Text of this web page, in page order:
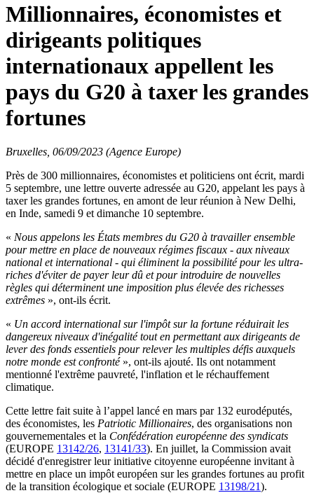
Millionnaires, économistes et
dirigeants politiques
internationaux appellent les
pays du G20 à taxer les grandes
fortunes
Bruxelles, 06/09/2023 (Agence Europe)
Près de 300 millionnaires, économistes et politiciens ont écrit, mardi
5 septembre, une lettre ouverte adressée au G20, appelant les pays à
taxer les grandes fortunes, en amont de leur réunion à New Delhi,
en Inde, samedi 9 et dimanche 10 septembre.
« Nous appelons les États membres du G20 à travailler ensemble
pour mettre en place de nouveaux régimes fiscaux - aux niveaux
national et international - qui éliminent la possibilité pour les ultra-
riches d'éviter de payer leur dû et pour introduire de nouvelles
règles qui déterminent une imposition plus élevée des richesses
extrêmes », ont-ils écrit.
« Un accord international sur l'impôt sur la fortune réduirait les
dangereux niveaux d'inégalité tout en permettant aux dirigeants de
lever des fonds essentiels pour relever les multiples défis auxquels
notre monde est confronté », ont-ils ajouté. Ils ont notamment
mentionné l'extrême pauvreté, l'inflation et le réchauffement
climatique.
Cette lettre fait suite à l’appel lancé en mars par 132 eurodéputés,
des économistes, les Patriotic Millionaires, des organisations non
gouvernementales et la Confédération européenne des syndicats
(EUROPE 13142/26, 13141/33). En juillet, la Commission avait
décidé d'enregistrer leur initiative citoyenne européenne invitant à
mettre en place un impôt européen sur les grandes fortunes au profit
de la transition écologique et sociale (EUROPE 13198/21).